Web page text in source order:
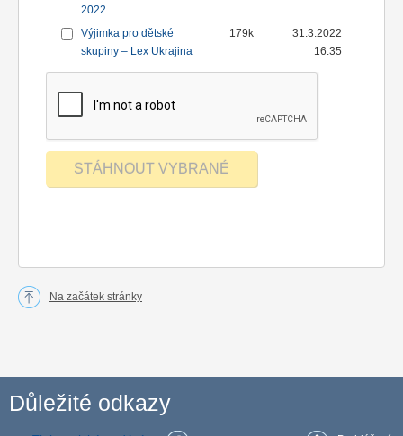
2022
Výjimka pro dětské
skupiny – Lex Ukrajina
179k
31.3.2022
16:35
Na začátek stránky
Důležité odkazy